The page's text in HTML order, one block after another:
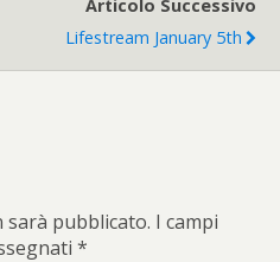
Articolo Successivo
Lifestream January 5th
pubblicato. I campi
*